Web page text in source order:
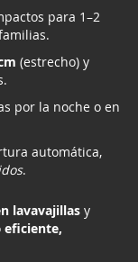
para 1–2
(estrecho) y
por la noche o en
automática,
.
lavavajillas y
eficiente,